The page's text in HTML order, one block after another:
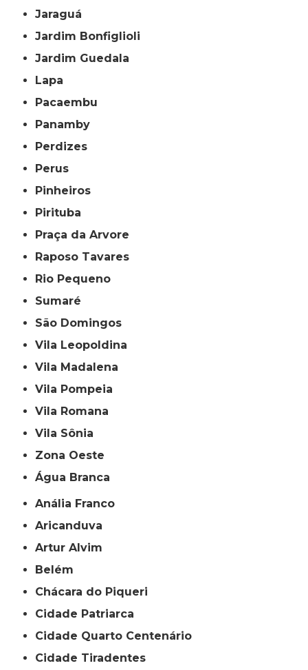
Jaraguá
Jardim Bonfiglioli
Jardim Guedala
Lapa
Pacaembu
Panamby
Perdizes
Perus
Pinheiros
Pirituba
Praça da Arvore
Raposo Tavares
Rio Pequeno
Sumaré
São Domingos
Vila Leopoldina
Vila Madalena
Vila Pompeia
Vila Romana
Vila Sônia
Zona Oeste
Água Branca
Anália Franco
Aricanduva
Artur Alvim
Belém
Chácara do Piqueri
Cidade Patriarca
Cidade Quarto Centenário
Cidade Tiradentes